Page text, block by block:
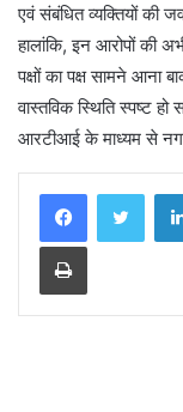
एवं संबंधित व्यक्तियों की
हालांकि, इन आरोपों की
पक्षों का पक्ष सामने आना
वास्तविक स्थिति स्पष्ट
आरटीआई के माध्यम से नगर
Print